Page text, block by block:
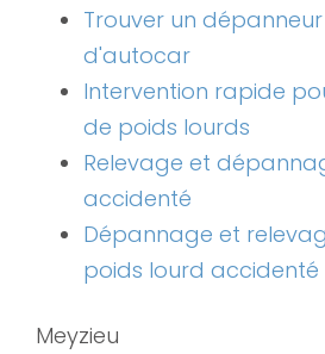
Trouver un
d'autocar
Intervention rapide
de poids lourds
Relevage et
accidenté
Dépannage et
poids lourd accidenté
Meyzieu